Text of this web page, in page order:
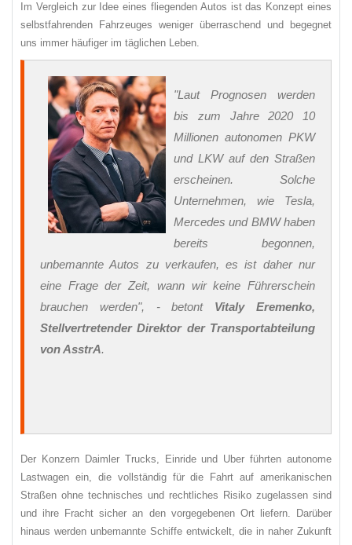
Im Vergleich zur Idee eines fliegenden Autos ist das Konzept eines
selbstfahrenden Fahrzeuges weniger überraschend und begegnet
uns immer häufiger im täglichen Leben.
"Laut Prognosen werden
bis zum Jahre 2020 10
Millionen autonomen PKW
und LKW auf den Straßen
erscheinen. Solche
Unternehmen, wie Tesla,
Mercedes und BMW haben
bereits begonnen,
unbemannte Autos zu verkaufen, es ist daher nur
eine Frage der Zeit, wann wir keine Führerschein
brauchen werden", - betont Vitaly Eremenko,
Stellvertretender Direktor der Transportabteilung
von AsstrA.
Der Konzern Daimler Trucks, Einride und Uber führten autonome
Lastwagen ein, die vollständig für die Fahrt auf amerikanischen
Straßen ohne technisches und rechtliches Risiko zugelassen sind
und ihre Fracht sicher an den vorgegebenen Ort liefern. Darüber
hinaus werden unbemannte Schiffe entwickelt, die in naher Zukunft